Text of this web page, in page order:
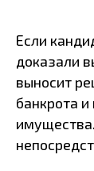
Если
доказали
выносит
банкрота